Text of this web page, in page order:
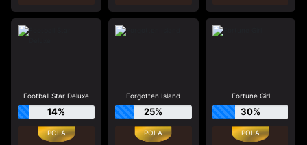
Football Star Deluxe
14%
Forgotten Island
25%
Fortune Girl
30%